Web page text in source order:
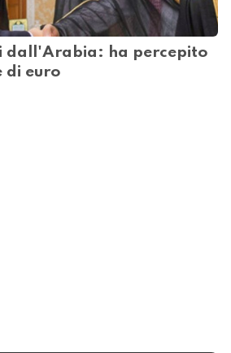
dall'Arabia: ha percepito
di euro